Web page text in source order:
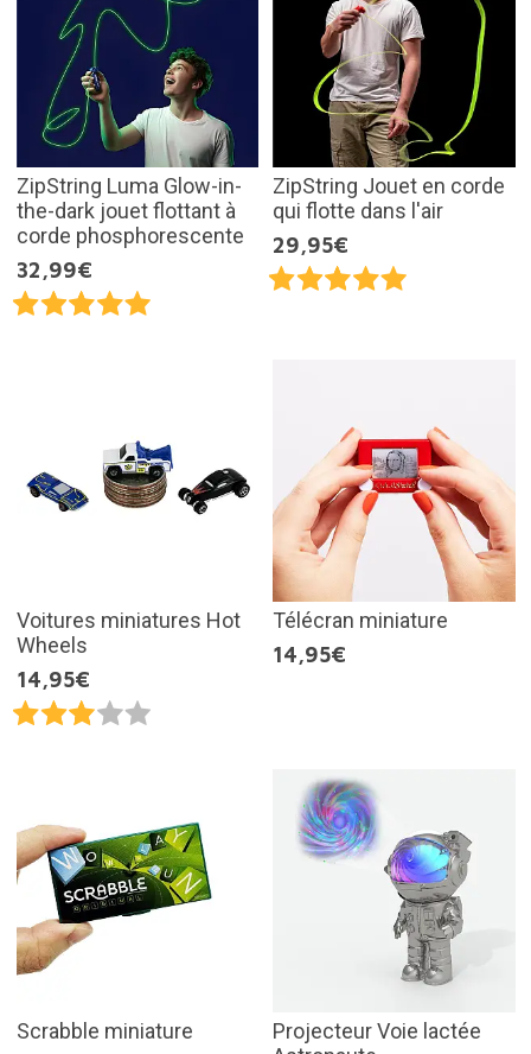
ZipString Luma Glow-in-
the-dark jouet flottant à
corde phosphorescente
32,99€
ZipString Jouet en corde
qui flotte dans l'air
29,95€
Voitures miniatures Hot
Wheels
14,95€
Télécran miniature
14,95€
Scrabble miniature
Projecteur Voie lactée